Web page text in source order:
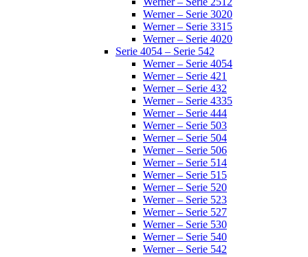
Werner – Serie 3020
Werner – Serie 3315
Werner – Serie 4020
Serie 4054 – Serie 542
Werner – Serie 4054
Werner – Serie 421
Werner – Serie 432
Werner – Serie 4335
Werner – Serie 444
Werner – Serie 503
Werner – Serie 504
Werner – Serie 506
Werner – Serie 514
Werner – Serie 515
Werner – Serie 520
Werner – Serie 523
Werner – Serie 527
Werner – Serie 530
Werner – Serie 540
Werner – Serie 542